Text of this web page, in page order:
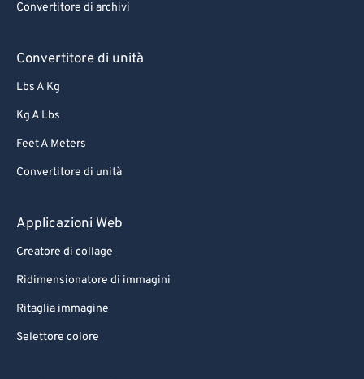
Convertitore di archivi
Convertitore di unità
Lbs A Kg
Kg A Lbs
Feet A Meters
Convertitore di unità
Applicazioni Web
Creatore di collage
Ridimensionatore di immagini
Ritaglia immagine
Selettore colore